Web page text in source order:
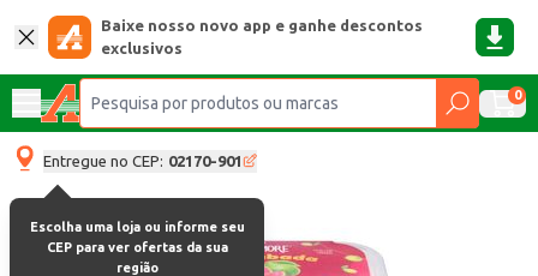
Baixe nosso novo app e ganhe descontos
exclusivos
0
Entregue no CEP: 02170-901
Escolha uma loja ou informe seu
CEP para ver ofertas da sua
região